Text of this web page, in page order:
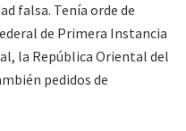
falsa. Tenía orde de
de Primera Instancia
la República Oriental del
pedidos de